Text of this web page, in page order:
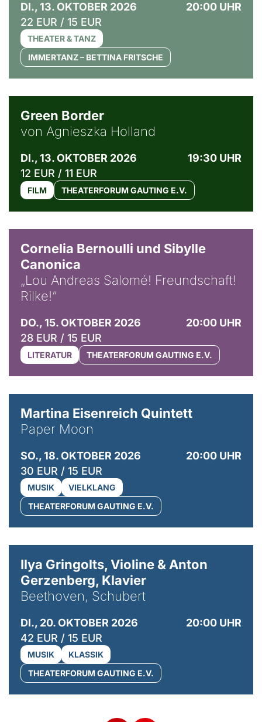
DI., 13. OKTOBER 2026
20:00 UHR
22 EUR / 15 EUR
THEATER & TANZ
IMMERTANZ – BETTINA FRITSCHE
Green Border
von Agnieszka Holland
DI., 13. OKTOBER 2026
19:30 UHR
12 EUR / 11 EUR
FILM THEATERFORUM GAUTING E.V.
Cornelia Bernoulli und Sibylle
Canonica
„Lou Andreas Salomé! Freundschaft!
Rilke!“
DO., 15. OKTOBER 2026
20:00 UHR
28 EUR / 15 EUR
LITERATUR THEATERFORUM GAUTING E.V.
Martina Eisenreich Quintett
Paper Moon
SO., 18. OKTOBER 2026
20:00 UHR
30 EUR / 15 EUR
MUSIK
VIELKLANG
THEATERFORUM GAUTING E.V.
Ilya Gringolts, Violine & Anton
Gerzenberg, Klavier
Beethoven, Schubert
DI., 20. OKTOBER 2026
20:00 UHR
42 EUR / 15 EUR
MUSIK
KLASSIK
THEATERFORUM GAUTING E.V.